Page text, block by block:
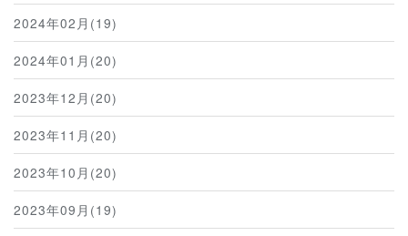
2024年02月(19)
2024年01月(20)
2023年12月(20)
2023年11月(20)
2023年10月(20)
2023年09月(19)